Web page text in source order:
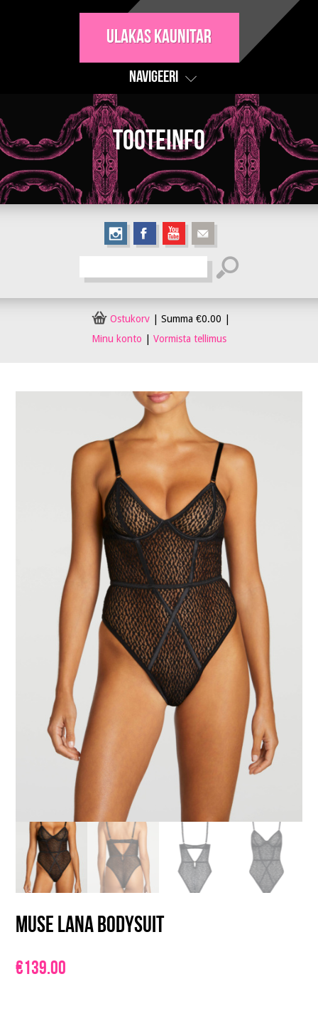
Ulakas Kaunitar
Navigeeri
Tooteinfo
Ostukorv| Summa €0.00
Minu konto
Vormista tellimus
Muse Lana Bodysuit
€139.00